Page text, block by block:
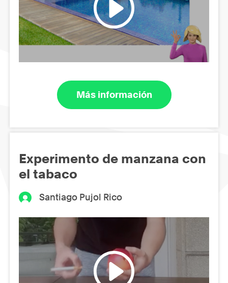
Más información
Experimento de manzana con
el tabaco
Santiago Pujol Rico